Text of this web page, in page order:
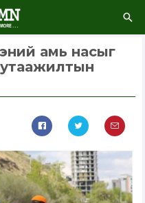
амь насыг
утаажилтын